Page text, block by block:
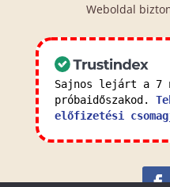
Weboldal
Sajnos lejárt a 7
próbaidőszakod.
előfizetési